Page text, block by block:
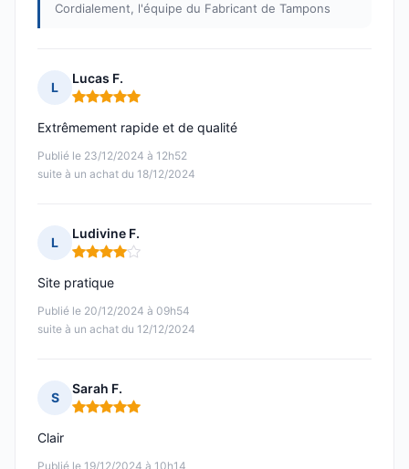
Cordialement, l'équipe du Fabricant de Tampons
L
Lucas F.
Note : 5 sur 5
Publié le 23/12/2024 à 12h52
suite à un achat du 18/12/2024
Extrêmement rapide et de qualité
L
Ludivine F.
Note : 4 sur 5
Publié le 20/12/2024 à 09h54
suite à un achat du 12/12/2024
Site pratique
S
Sarah F.
Note : 5 sur 5
Publié le 19/12/2024 à 10h14
Clair